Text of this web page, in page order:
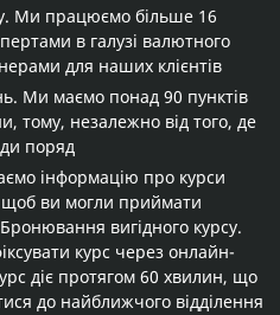
Ми працюємо більше 16
в галузі валютного
для наших клієнтів
Ми маємо понад 90 пунктів
тому, незалежно від того, де
поряд
інформацію про курси
щоб ви могли приймати
вигідного курсу.
курс через онлайн-
діє протягом 60 хвилин, що
до найближчого відділення